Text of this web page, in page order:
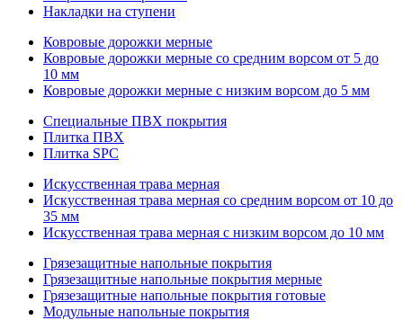
Накладки на ступени
Ковровые дорожки мерные
Ковровые дорожки мерные со средним ворсом от 5 до
10 мм
Ковровые дорожки мерные с низким ворсом до 5 мм
Специальные ПВХ покрытия
Плитка ПВХ
Плитка SPC
Искуccтвенная трава мерная
Искусственная трава мерная со средним ворсом от 10 до
35 мм
Искусственная трава мерная с низким ворсом до 10 мм
Грязезащитные напольные покрытия
Грязезащитные напольные покрытия мерные
Грязезащитные напольные покрытия готовые
Модульные напольные покрытия